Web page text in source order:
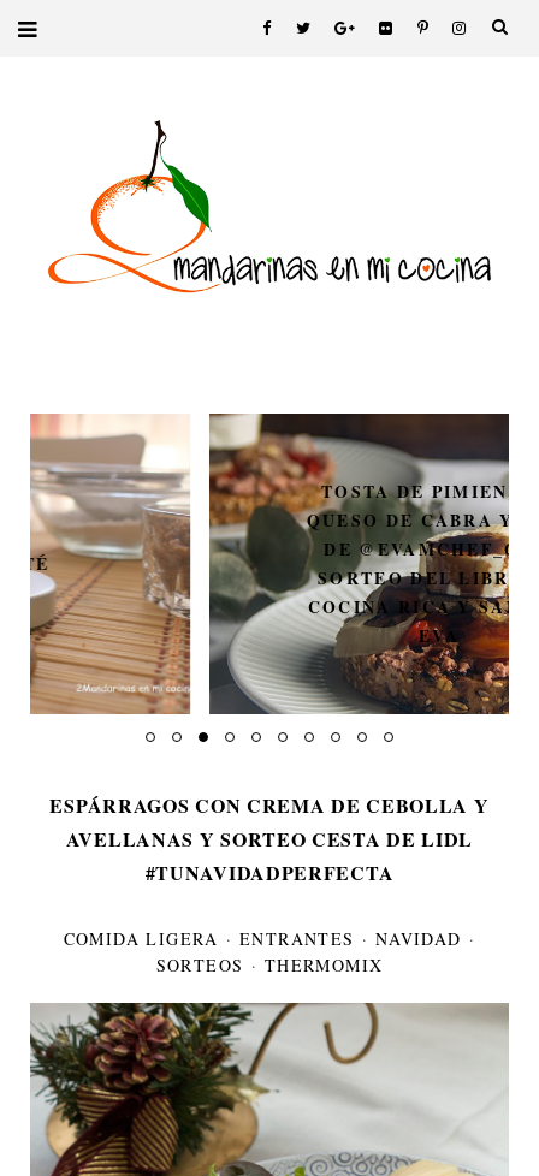
TOSTA DE PIMIENTOS,
QUESO DE CABRA Y FOIE
DE @EVAMCHEF_OF Y
SORTEO DEL LIBRO LA
COCINA RICA Y SANA DE
EVA
ESPÁRRAGOS CON CREMA DE CEBOLLA Y
AVELLANAS Y SORTEO CESTA DE LIDL
#TUNAVIDADPERFECTA
COMIDA LIGERA · ENTRANTES · NAVIDAD ·
SORTEOS · THERMOMIX